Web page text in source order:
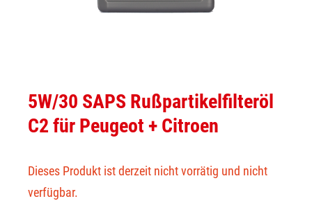
5W/30 SAPS Rußpartikelfilteröl
C2 für Peugeot + Citroen
Dieses Produkt ist derzeit nicht vorrätig und nicht
verfügbar.